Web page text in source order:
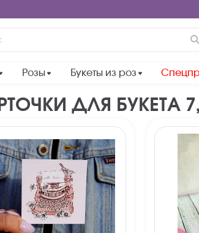
Розы Букеты из роз
ДЛЯ БУКЕТА